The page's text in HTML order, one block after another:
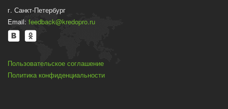
г. Санкт-Петербург
Email: feedback@kredopro.ru
Пользовательское соглашение
Политика конфиденциальности